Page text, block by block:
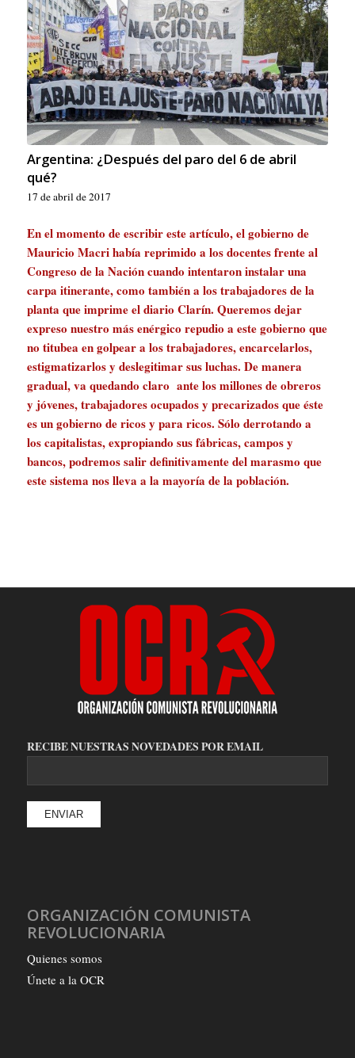
Argentina: ¿Después del paro del 6 de abril
qué?
17 de abril de 2017
En el momento de escribir este artículo, el gobierno de
Mauricio Macri había reprimido a los docentes frente al
Congreso de la Nación cuando intentaron instalar una
carpa itinerante, como también a los trabajadores de la
planta que imprime el diario Clarín. Queremos dejar
expreso nuestro más enérgico repudio a este gobierno que
no titubea en golpear a los trabajadores, encarcelarlos,
estigmatizarlos y deslegitimar sus luchas. De manera
gradual, va quedando claro ante los millones de obreros
y jóvenes, trabajadores ocupados y precarizados que éste
es un gobierno de ricos y para ricos. Sólo derrotando a
los capitalistas, expropiando sus fábricas, campos y
bancos, podremos salir definitivamente del marasmo que
este sistema nos lleva a la mayoría de la población.
RECIBE NUESTRAS NOVEDADES POR EMAIL
ORGANIZACIÓN COMUNISTA
REVOLUCIONARIA
Quienes somos
Únete a la OCR